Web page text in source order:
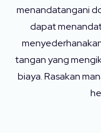
menandatangani
dapat
tangan yang
biaya. Rasakan